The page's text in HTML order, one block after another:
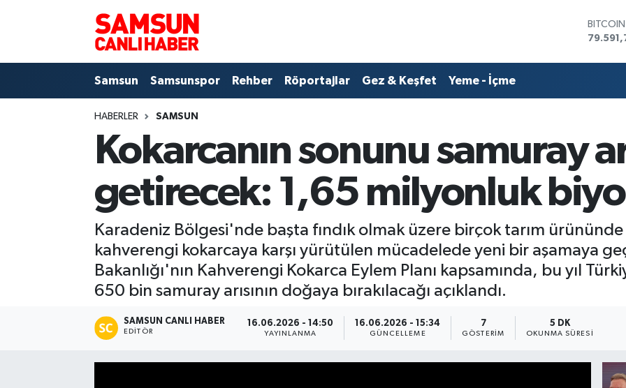
BITCOIN
BİST100
Samsun Samsunspor Rehber Röportajlar Gez & Keşfet Yeme - İçme
HABERLER SAMSUN
Kokarcanın sonunu samuray
getirecek: 1,65 milyonluk
Karadeniz Bölgesi'nde başta fındık olmak üzere birçok tarım
kahverengi kokarcaya karşı yürütülen mücadelede yeni bir aşamaya
Bakanlığı'nın Kahverengi Kokarca Eylem Planı kapsamında, bu yıl
650 bin samuray arısının doğaya bırakılacağı açıklandı.
SAMSUN CANLI HABER
EDITÖR
16.06.2026 - 14:50
YAYINLANMA
16.06.2026 - 15:34
GÜNCELLEME
7
GÖSTERIM
5 DK
OKUNMA SÜRESI
Samsunspor
Manşet Haberi
Samsun Nöbetçi Eczaneler
Samsun Hava Durumu
Samsun Trafik Yoğunluk Haritası
Süper Lig Puan Durumu ve Fikstür
Tüm Manşetler
Son Dakika Haberleri